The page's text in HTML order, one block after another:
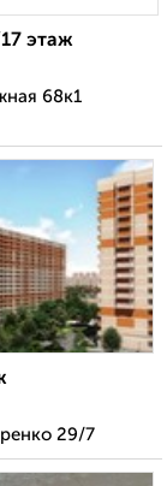
этаж
68к1
29/7